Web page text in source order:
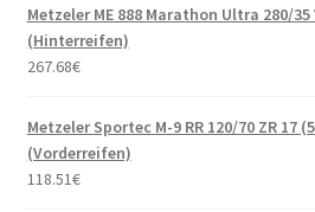
Metzeler ME 888 Marathon Ultra 280/35
(Hinterreifen)
267.68€
Metzeler Sportec M-9 RR 120/70 ZR 17
(Vorderreifen)
118.51€